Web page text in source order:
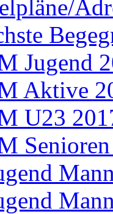
Jugend
Aktive
U23